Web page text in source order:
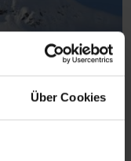
Über Cookies